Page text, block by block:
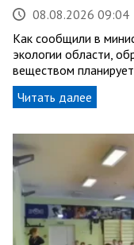
08.08.2026 09:04
Как сообщили в
экологии области,
веществом
Читать далее